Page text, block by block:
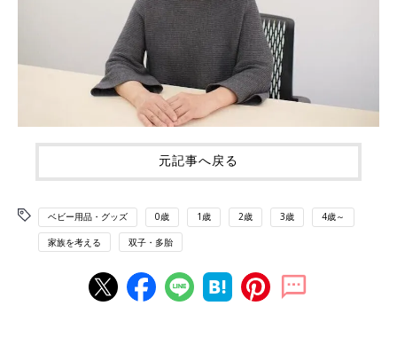
元記事へ戻る
ベビー用品・グッズ 0歳 1歳 2歳 3歳 4歳～
家族を考える 双子・多胎